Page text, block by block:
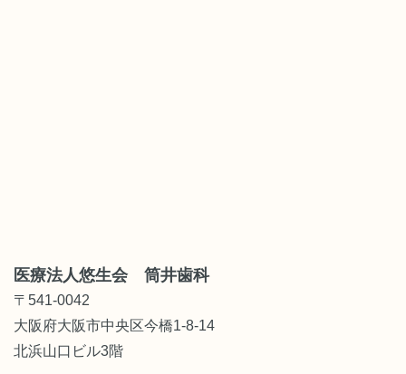
医療法人悠生会 筒井歯科
〒541-0042
大阪府大阪市中央区今橋1-8-14
北浜山口ビル3階